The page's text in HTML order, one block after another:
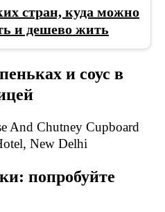
стран, куда можно
и дешево жить
и соус в
попробуйте